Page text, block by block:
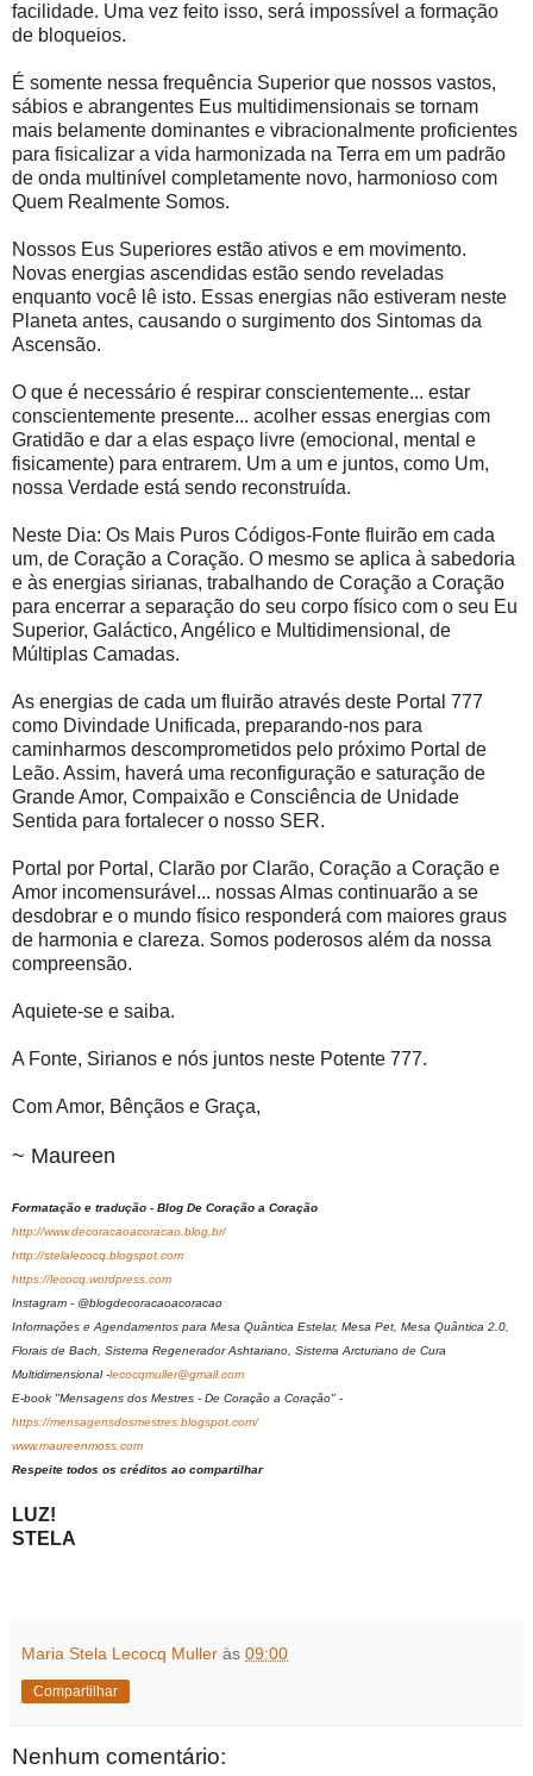
facilidade. Uma vez feito isso, será impossível a formação
de bloqueios.
É somente nessa frequência Superior que nossos vastos,
sábios e abrangentes Eus multidimensionais se tornam
mais belamente dominantes e vibracionalmente proficientes
para fisicalizar a vida harmonizada na Terra em um padrão
de onda multinível completamente novo, harmonioso com
Quem Realmente Somos.
Nossos Eus Superiores estão ativos e em movimento.
Novas energias ascendidas estão sendo reveladas
enquanto você lê isto. Essas energias não estiveram neste
Planeta antes, causando o surgimento dos Sintomas da
Ascensão.
O que é necessário é respirar conscientemente... estar
conscientemente presente... acolher essas energias com
Gratidão e dar a elas espaço livre (emocional, mental e
fisicamente) para entrarem. Um a um e juntos, como Um,
nossa Verdade está sendo reconstruída.
Neste Dia: Os Mais Puros Códigos-Fonte fluirão em cada
um, de Coração a Coração. O mesmo se aplica à sabedoria
e às energias sirianas, trabalhando de Coração a Coração
para encerrar a separação do seu corpo físico com o seu Eu
Superior, Galáctico, Angélico e Multidimensional, de
Múltiplas Camadas.
As energias de cada um fluirão através deste Portal 777
como Divindade Unificada, preparando-nos para
caminharmos descomprometidos pelo próximo Portal de
Leão. Assim, haverá uma reconfiguração e saturação de
Grande Amor, Compaixão e Consciência de Unidade
Sentida para fortalecer o nosso SER.
Portal por Portal, Clarão por Clarão, Coração a Coração e
Amor incomensurável... nossas Almas continuarão a se
desdobrar e o mundo físico responderá com maiores graus
de harmonia e clareza. Somos poderosos além da nossa
compreensão.
Aquiete-se e saiba.
A Fonte, Sirianos e nós juntos neste Potente 777.
Com Amor, Bênçãos e Graça,
~ Maureen
Formatação e tradução - Blog De Coração a Coração
http://www.decoracaoacoracao.blog.br/
http://stelalecocq.blogspot.com
https://lecocq.wordpress.com
Instagram - @blogdecoracaoacoracao
Informações e Agendamentos para Mesa Quântica Estelar, Mesa Pet, Mesa Quântica 2.0,
Florais de Bach, Sistema Regenerador Ashtariano, Sistema Arcturiano de Cura
Multidimensional -lecocqmuller@gmail.com
E-book "Mensagens dos Mestres - De Coração a Coração" -
https://mensagensdosmestres.blogspot.com/
www.maureenmoss.com
Respeite todos os créditos ao compartilhar
LUZ!
STELA
Maria Stela Lecocq Muller às 09:00
Compartilhar
Nenhum comentário: